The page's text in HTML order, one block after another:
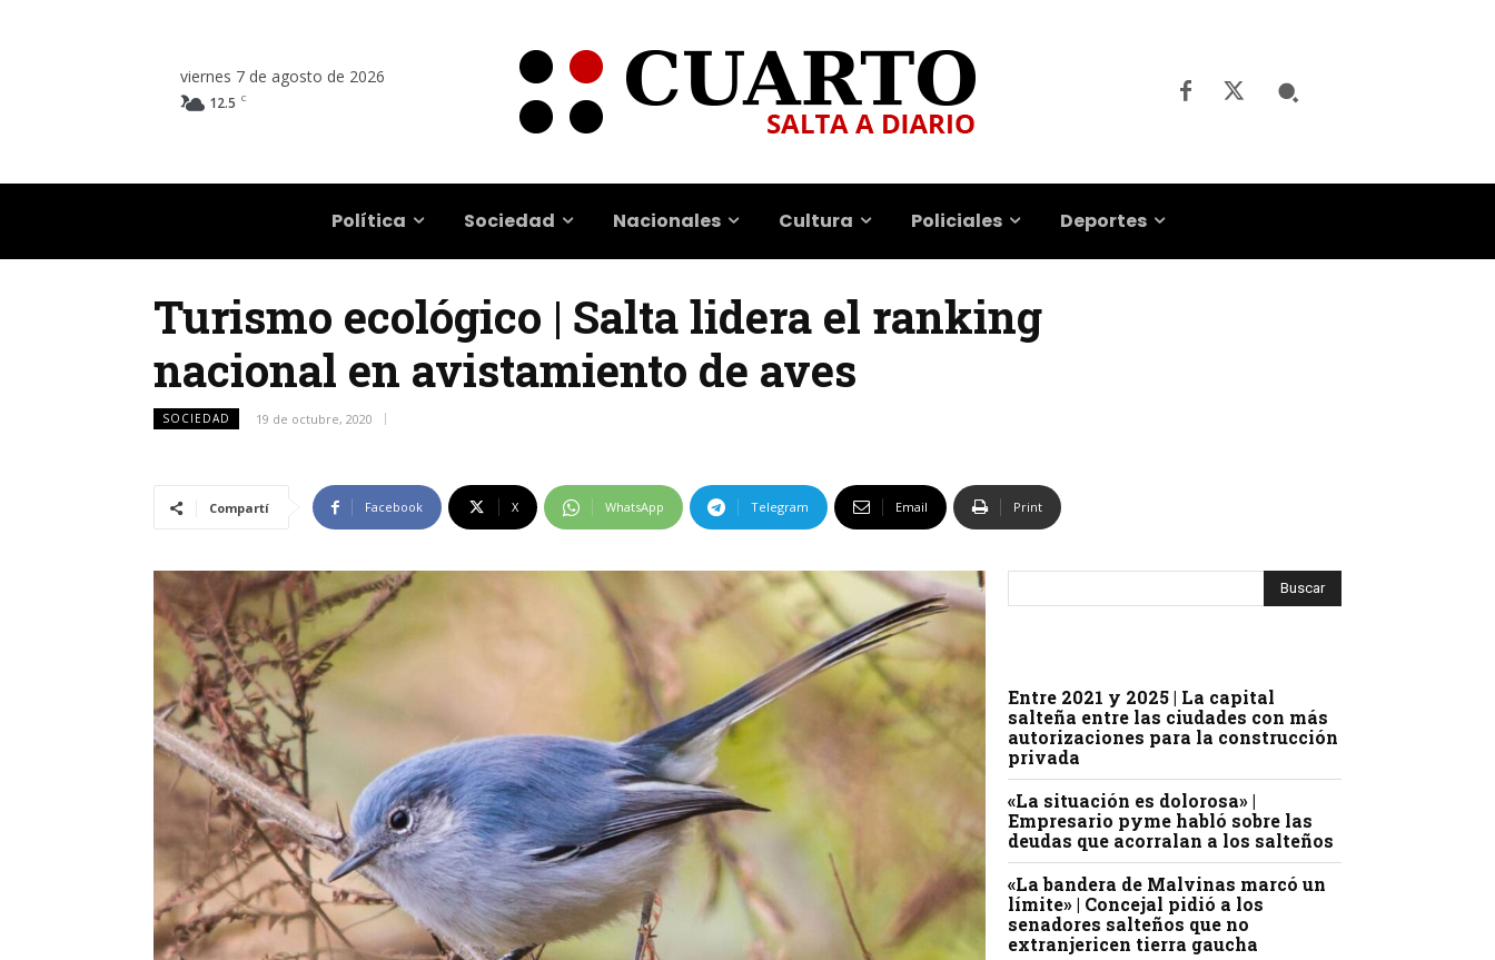
viernes 7 de agosto de 2026
12.5 C
Política Sociedad Nacionales Cultura Policiales Deportes
Turismo ecológico | Salta lidera el ranking
nacional en avistamiento de aves
SOCIEDAD 19 de octubre, 2020
Compartí Facebook X WhatsApp Telegram Email Print
Entre 2021 y 2025 | La capital
salteña entre las ciudades con más
autorizaciones para la construcción
privada
«La situación es dolorosa» |
Empresario pyme habló sobre las
deudas que acorralan a los salteños
«La bandera de Malvinas marcó un
límite» | Concejal pidió a los
senadores salteños que no
extranjericen tierra gaucha